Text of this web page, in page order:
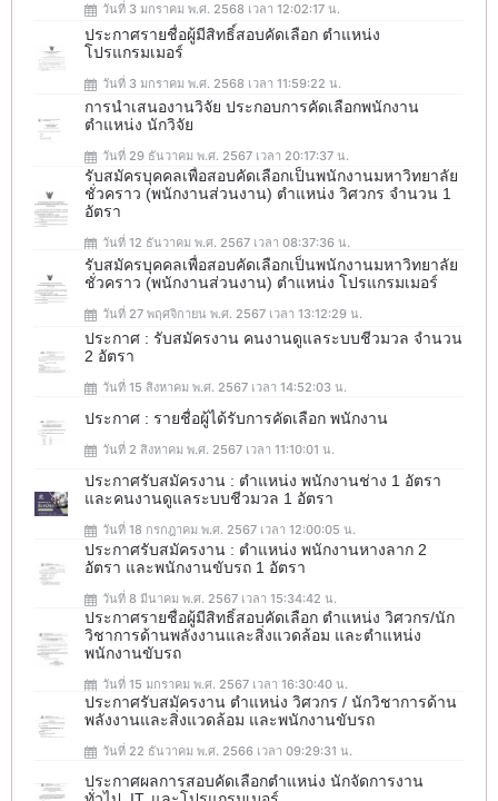
วันที่ 3 มกราคม พ.ศ. 2568 เวลา 12:02:17 น.
ประกาศรายชื่อผู้มีสิทธิ์สอบคัดเลือก ตำแหน่ง
โปรแกรมเมอร์
วันที่ 3 มกราคม พ.ศ. 2568 เวลา 11:59:22 น.
การนำเสนองานวิจัย ประกอบการคัดเลือกพนักงาน
ตำแหน่ง นักวิจัย
วันที่ 29 ธันวาคม พ.ศ. 2567 เวลา 20:17:37 น.
รับสมัครบุคคลเพื่อสอบคัดเลือกเป็นพนักงานมหาวิทยาลัย
ชั่วคราว (พนักงานส่วนงาน) ตำแหน่ง วิศวกร จำนวน 1
อัตรา
วันที่ 12 ธันวาคม พ.ศ. 2567 เวลา 08:37:36 น.
รับสมัครบุคคลเพื่อสอบคัดเลือกเป็นพนักงานมหาวิทยาลัย
ชั่วคราว (พนักงานส่วนงาน) ตำแหน่ง โปรแกรมเมอร์
วันที่ 27 พฤศจิกายน พ.ศ. 2567 เวลา 13:12:29 น.
ประกาศ : รับสมัครงาน คนงานดูแลระบบชีวมวล จำนวน
2 อัตรา
วันที่ 15 สิงหาคม พ.ศ. 2567 เวลา 14:52:03 น.
ประกาศ : รายชื่อผู้ได้รับการคัดเลือก พนักงาน
วันที่ 2 สิงหาคม พ.ศ. 2567 เวลา 11:10:01 น.
ประกาศรับสมัครงาน : ตำแหน่ง พนักงานช่าง 1 อัตรา
และคนงานดูแลระบบชีวมวล 1 อัตรา
วันที่ 18 กรกฎาคม พ.ศ. 2567 เวลา 12:00:05 น.
ประกาศรับสมัครงาน : ตำแหน่ง พนักงานหางลาก 2
อัตรา และพนักงานขับรถ 1 อัตรา
วันที่ 8 มีนาคม พ.ศ. 2567 เวลา 15:34:42 น.
ประกาศรายชื่อผู้มีสิทธิ์สอบคัดเลือก ตำแหน่ง วิศวกร/นัก
วิชาการด้านพลังงานและสิ่งแวดล้อม และตำแหน่ง
พนักงานขับรถ
วันที่ 15 มกราคม พ.ศ. 2567 เวลา 16:30:40 น.
ประกาศรับสมัครงาน ตำแหน่ง วิศวกร / นักวิชาการด้าน
พลังงานและสิ่งแวดล้อม และพนักงานขับรถ
วันที่ 22 ธันวาคม พ.ศ. 2566 เวลา 09:29:31 น.
ประกาศผลการสอบคัดเลือกตำแหน่ง นักจัดการงาน